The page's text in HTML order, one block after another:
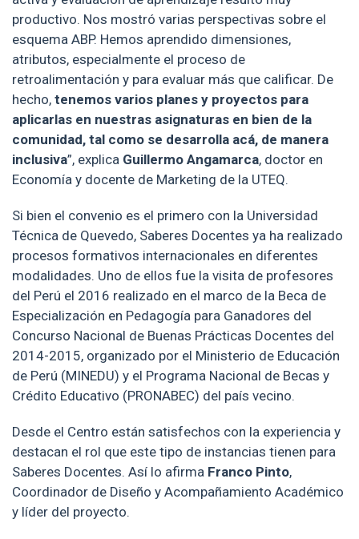
productivo. Nos mostró varias perspectivas sobre el
esquema ABP. Hemos aprendido dimensiones,
atributos, especialmente el proceso de
retroalimentación y para evaluar más que calificar. De
hecho, tenemos varios planes y proyectos para
aplicarlas en nuestras asignaturas en bien de la
comunidad, tal como se desarrolla acá, de manera
inclusiva”, explica Guillermo Angamarca, doctor en
Economía y docente de Marketing de la UTEQ.
Si bien el convenio es el primero con la Universidad
Técnica de Quevedo, Saberes Docentes ya ha realizado
procesos formativos internacionales en diferentes
modalidades. Uno de ellos fue la visita de profesores
del Perú el 2016 realizado en el marco de la Beca de
Especialización en Pedagogía para Ganadores del
Concurso Nacional de Buenas Prácticas Docentes del
2014-2015, organizado por el Ministerio de Educación
de Perú (MINEDU) y el Programa Nacional de Becas y
Crédito Educativo (PRONABEC) del país vecino.
Desde el Centro están satisfechos con la experiencia y
destacan el rol que este tipo de instancias tienen para
Saberes Docentes. Así lo afirma Franco Pinto,
Coordinador de Diseño y Acompañamiento Académico
y líder del proyecto.